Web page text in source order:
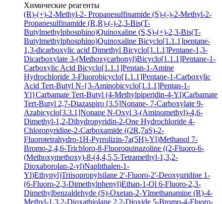
Химические реагенты
(R)-(+)-2-Methyl-2- Propanesulfinamide (S)-(-)-2-Methyl-2-
Propanesulfinamide (R,R)-(-)-2,3-Bis(T-
Butylmethylphosphino)Quinoxaline (S,S)-(+)-2,3-Bis(T-
Butylmethylphosphino)Quinoxaline Bicyclo[1.1.1]pentane-
1,3-dicarboxylic acid Dimethyl Bicyclo[1.1.1]Pentane-1,3-
Dicarboxylate 3-(Methoxycarbonyl)Bicyclo[1.1.1]Pentane-1-
Carboxylic Acid Bicyclo[1.1.1]Pentan-1-Amine
Hydrochloride 3-Fluorobicyclo[1.1.1]Pentane-1-Carboxylic
Acid Tert-Butyl N-{3-Aminobicyclo[1.1.1]Pentan-1-
Yl}Carbamate Tert-Butyl (4-Methylpiperidin-4-Yl)Carbamate
Tert-Butyl 2,7-Diazaspiro [3.5]Nonane- 7-Carboxylate 9-
Azabicyclo[3.3.1]Nonane N-Oxyl 3-(Aminomethyl)-4,6-
Dimethyl-1,2-Dihydropyridin-2-One Hydrochloride 4-
Chloropyridine-2-Carboxamide ((2R,7aS)-2-
Fluorotetrahydro-1H-Pyrrolizin-7a(5H)-Yl)Methanol 7-
Bromo-2,4,6-Trichloro-8-Fluoroquinazoline ((2-Fluoro-6-
(Methoxymethoxy)-8-(4,4,5,5-Tetramethyl-1,3,2-
Dioxaborolan-2-yl)Naphthalen-1-
Yl)Ethynyl)Triisopropylsilane 2'-Fluoro-2'-Deoxyuridine 1-
(6-Fluoro-2,3-Dimethylphenyl)Ethan-1-Ol 6-Fluoro-2,3-
Dimethylbenzaldehyde (S)-Oxetan-2-Ylmethanamine (R)-4-
Methyl-1,3,2-Dioxathiolane 2,2-Dioxide 5-Bromo-4-Fluoro-